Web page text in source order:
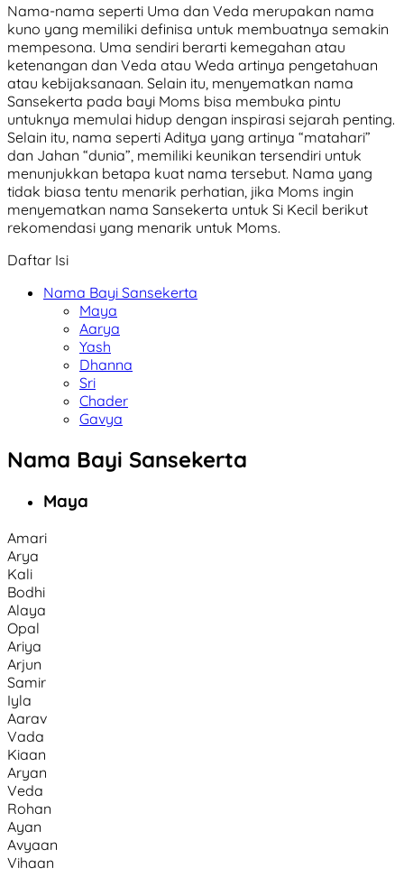
Nama-nama seperti Uma dan Veda merupakan nama
kuno yang memiliki definisa untuk membuatnya semakin
mempesona. Uma sendiri berarti kemegahan atau
ketenangan dan Veda atau Weda artinya pengetahuan
atau kebijaksanaan. Selain itu, menyematkan nama
Sansekerta pada bayi Moms bisa membuka pintu
untuknya memulai hidup dengan inspirasi sejarah penting.
Selain itu, nama seperti Aditya yang artinya “matahari”
dan Jahan “dunia”, memiliki keunikan tersendiri untuk
menunjukkan betapa kuat nama tersebut. Nama yang
tidak biasa tentu menarik perhatian, jika Moms ingin
menyematkan nama Sansekerta untuk Si Kecil berikut
rekomendasi yang menarik untuk Moms.
Daftar Isi
Nama Bayi Sansekerta
Maya
Aarya
Yash
Dhanna
Sri
Chader
Gavya
Nama Bayi Sansekerta
Maya
Amari
Arya
Kali
Bodhi
Alaya
Opal
Ariya
Arjun
Samir
Iyla
Aarav
Vada
Kiaan
Aryan
Veda
Rohan
Ayan
Avyaan
Vihaan